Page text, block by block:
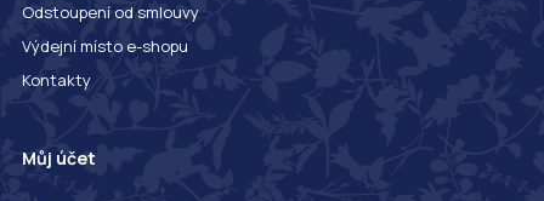
Odstoupení od smlouvy
Výdejní místo e-shopu
Kontakty
Můj účet